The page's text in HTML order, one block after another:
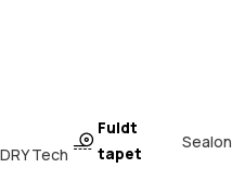
DRY Tech
Fuldt
tapet
Sealon